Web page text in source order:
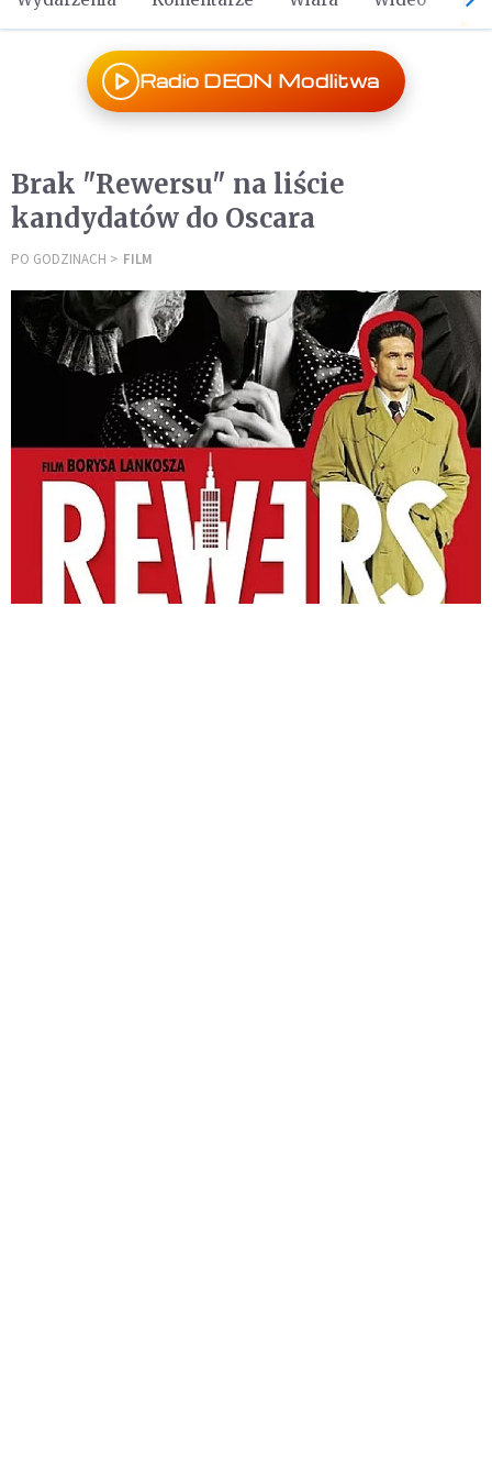
Radio DEON Modlitwa
Brak "Rewersu" na liście
kandydatów do Oscara
PO GODZINACH FILM